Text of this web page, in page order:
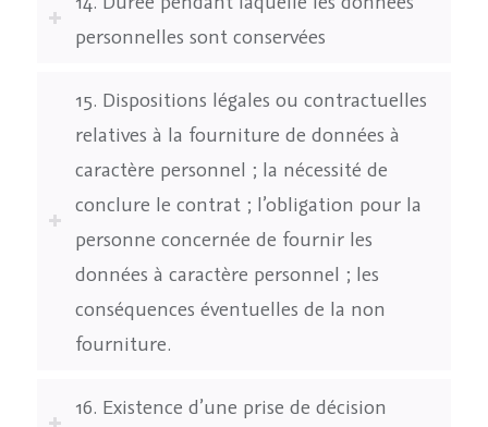
personnelles sont conservées
15. Dispositions légales ou contractuelles
relatives à la fourniture de données à
caractère personnel ; la nécessité de
conclure le contrat ; l’obligation pour la
personne concernée de fournir les
données à caractère personnel ; les
conséquences éventuelles de la non
fourniture.
16. Existence d’une prise de décision